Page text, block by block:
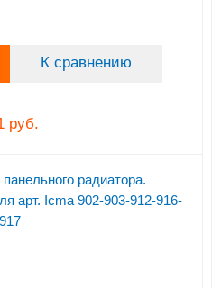
К сравнению
руб.
радиатора.
арт. Icma 902-903-912-916-
917